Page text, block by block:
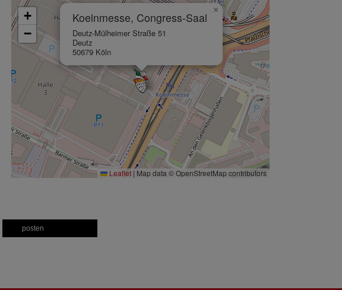
Koelnmesse, Congress-Saal
Deutz-Mülheimer Straße 51
Deutz
50679 Köln
×
+
−
Leaflet | Map data © OpenStreetMap contributors
posten